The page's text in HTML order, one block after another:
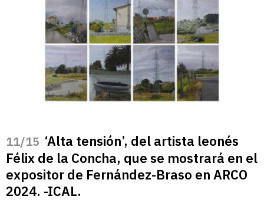
/15 ‘Alta tensión’, del artista leonés
Félix de la Concha, que se mostrará en el
expositor de Fernández-Braso en ARCO
2024. -ICAL.